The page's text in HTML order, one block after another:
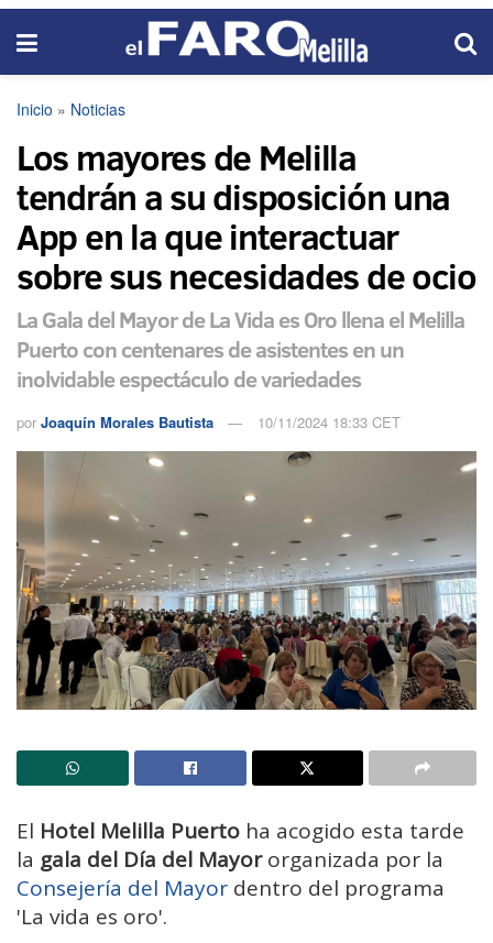
Inicio » Noticias
Los mayores de Melilla
tendrán a su disposición una
App en la que interactuar
sobre sus necesidades de ocio
La Gala del Mayor de La Vida es Oro llena el Melilla
Puerto con centenares de asistentes en un
inolvidable espectáculo de variedades
por Joaquín Morales Bautista 10/11/2024 18:33 CET
El Hotel Melilla Puerto ha acogido esta tarde
la gala del Día del Mayororganizada por la
Consejería del Mayor dentro del programa
'La vida es oro'.